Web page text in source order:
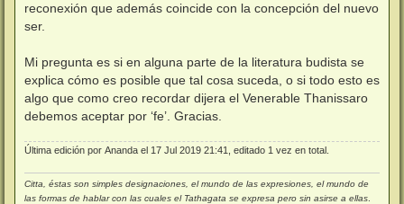
reconexión que además coincide con la concepción del nuevo
ser.
Mi pregunta es si en alguna parte de la literatura budista se
explica cómo es posible que tal cosa suceda, o si todo esto es
algo que como creo recordar dijera el Venerable Thanissaro
debemos aceptar por ‘fe’. Gracias.
Última edición por Ananda el 17 Jul 2019 21:41, editado 1 vez en total.
Citta, éstas son simples designaciones, el mundo de las expresiones, el mundo de
las formas de hablar con las cuales el Tathagata se expresa pero sin asirse a ellas